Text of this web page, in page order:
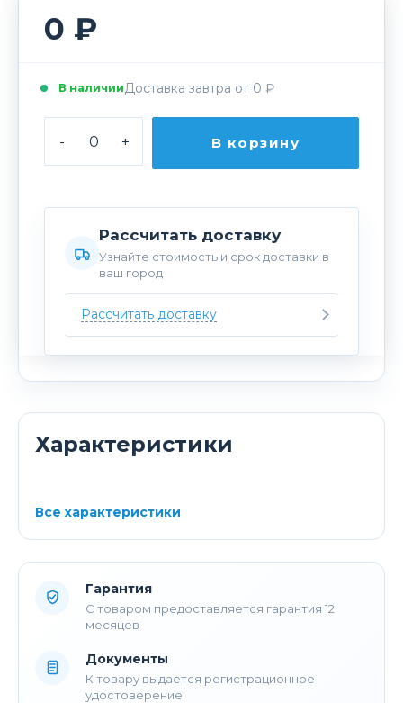
0 ₽
В наличииДоставка завтра от 0 ₽
- + В корзину
Рассчитать доставку
Узнайте стоимость и срок доставки в
ваш город
Рассчитать доставку
Характеристики
Все характеристики
Гарантия
С товаром предоставляется гарантия 12
месяцев
Документы
К товару выдается регистрационное
удостоверение